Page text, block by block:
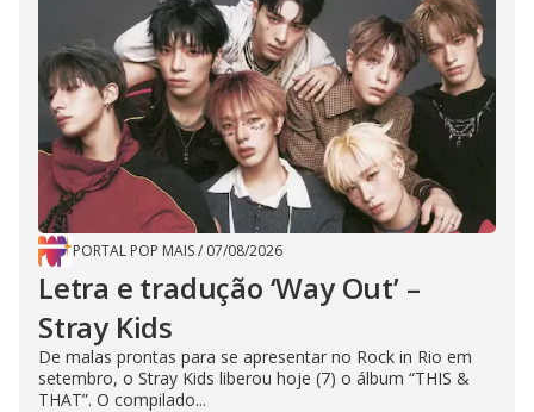
PORTAL POP MAIS/ 07/08/2026
Letra e tradução ‘Way Out’ –
Stray Kids
De malas prontas para se apresentar no Rock in Rio em
setembro, o Stray Kids liberou hoje (7) o álbum “THIS &
THAT”. O compilado...